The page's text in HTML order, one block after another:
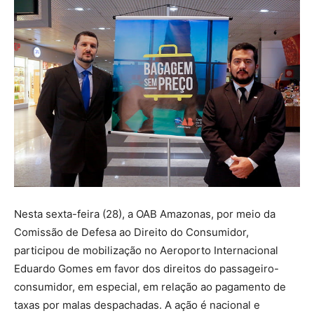
Nesta sexta-feira (28), a OAB Amazonas, por meio da
Comissão de Defesa ao Direito do Consumidor,
participou de mobilização no Aeroporto Internacional
Eduardo Gomes em favor dos direitos do passageiro-
consumidor, em especial, em relação ao pagamento de
taxas por malas despachadas. A ação é nacional e